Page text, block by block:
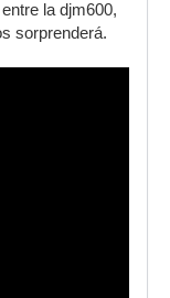
la djm600,
sorprenderá.